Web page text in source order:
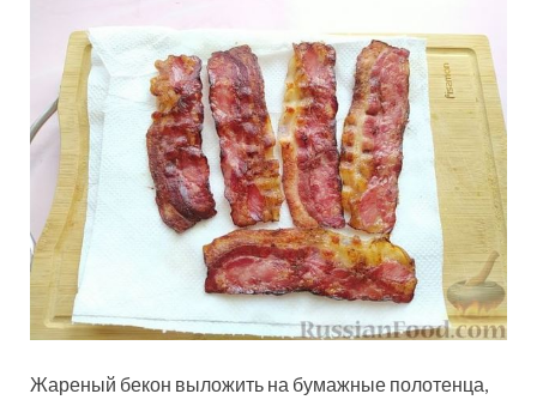
Жареный бекон выложить на бумажные полотенца,